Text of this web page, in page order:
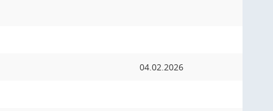
04.02.2026